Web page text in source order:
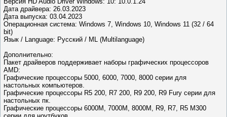
Дата драйвера: 26.03.2023
Дата выпуска: 03.04.2023
Операционная система: Windows 7, Windows 10, Windows 11 (32 / 64
bit)
Язык / Language: Русский / ML (Multilanguage)
Дополнительно:
Пакет драйверов поддерживает наборы графических процессоров
AMD:
Графические процессоры 5000, 6000, 7000, 8000 серии для
настольных компьютеров.
Графические процессоры R5 200, R7 200, R9 200, R9 Fury серии для
настольных пк.
Графические процессоры 6000M, 7000M, 8000M, R9, R7, R5 M300